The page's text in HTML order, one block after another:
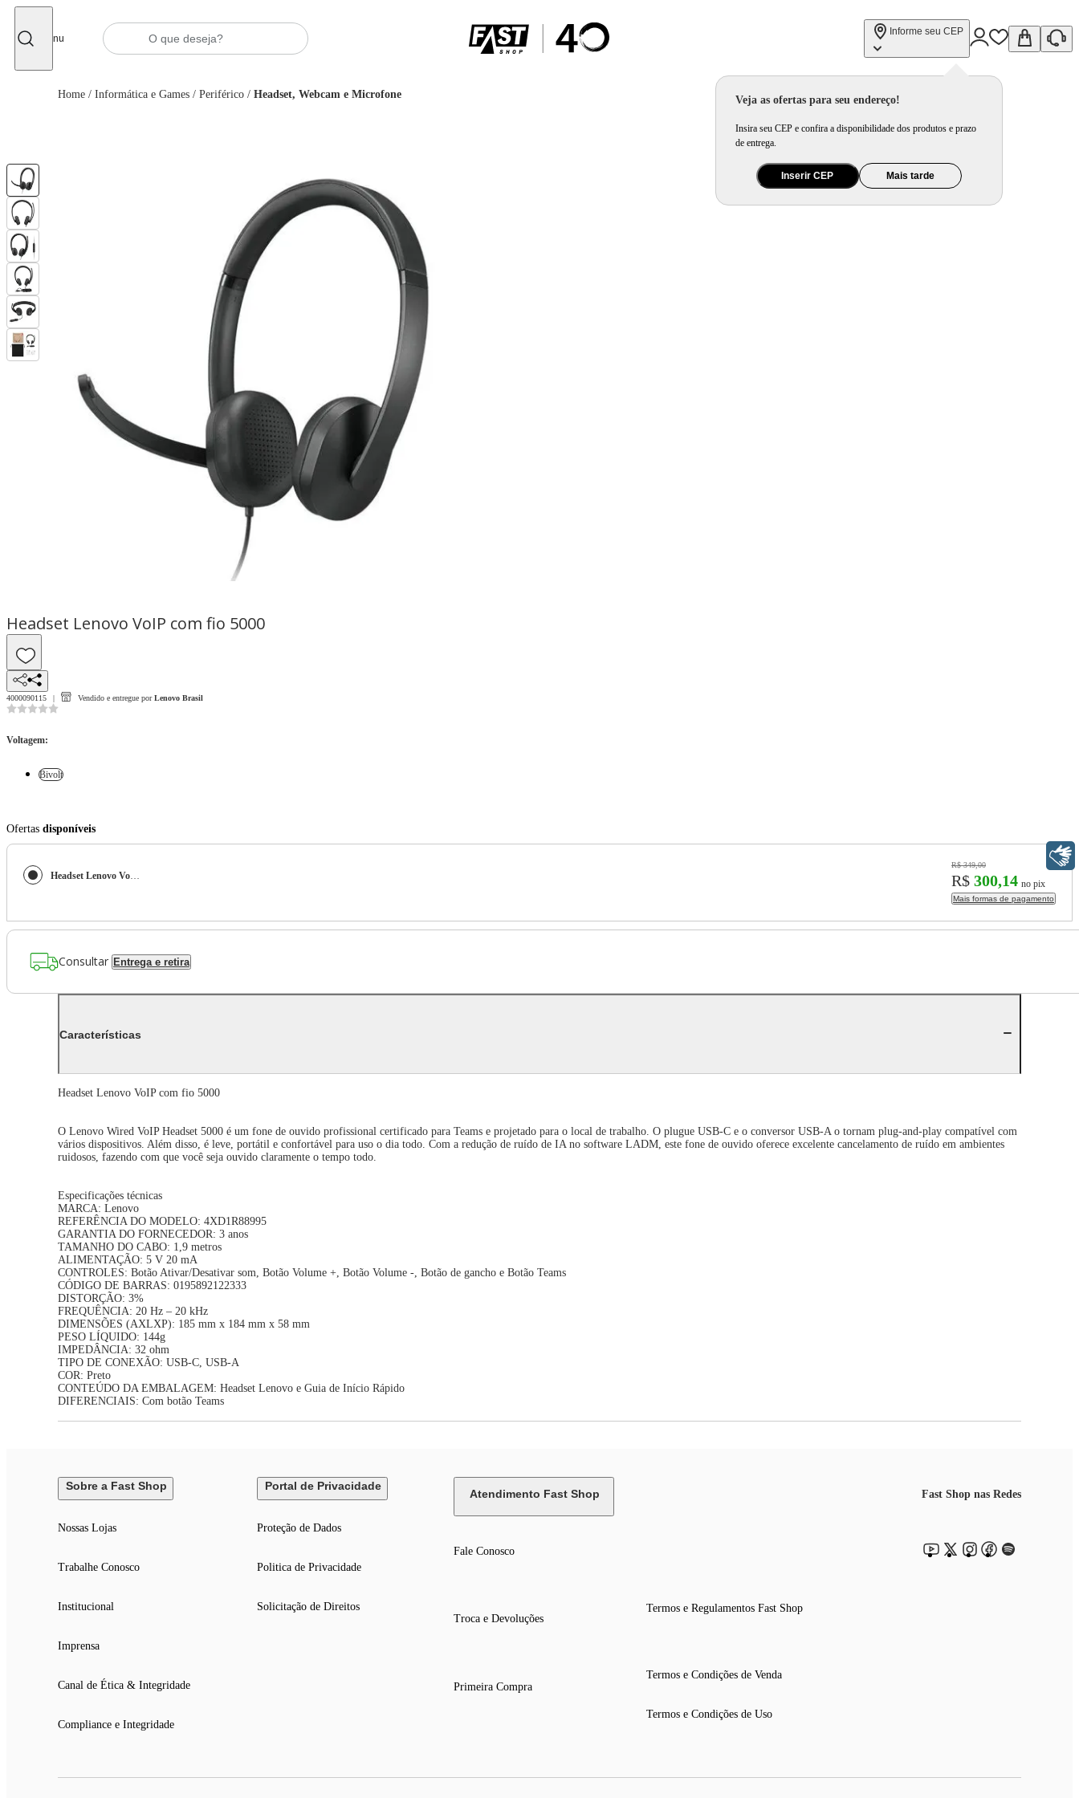
Menu
Informe seu CEP
Veja as ofertas para seu endereço!
Insira seu CEP e confira a disponibilidade dos produtos e prazo
de entrega.
Inserir CEP Mais tarde
Home / Informática e Games / Periférico / Headset, Webcam e Microfone
Headset Lenovo VoIP com fio 5000
4000090115 Vendido e entregue por Lenovo Brasil
Voltagem:
Bivolt
Ofertas disponíveis
Headset Lenovo VoIP com fio 5000
R$ 349,00
R$ 300,14 no pix
Mais formas de pagamento
Consultar Entrega e retira
Características
Headset Lenovo VoIP com fio 5000
O Lenovo Wired VoIP Headset 5000 é um fone de ouvido profissional certificado para Teams e projetado para o local de trabalho. O plugue USB-C e o conversor USB-A o tornam plug-and-play compatível com
vários dispositivos. Além disso, é leve, portátil e confortável para uso o dia todo. Com a redução de ruído de IA no software LADM, este fone de ouvido oferece excelente cancelamento de ruído em ambientes
ruidosos, fazendo com que você seja ouvido claramente o tempo todo.
Especificações técnicas
MARCA: Lenovo
REFERÊNCIA DO MODELO: 4XD1R88995
GARANTIA DO FORNECEDOR: 3 anos
TAMANHO DO CABO: 1,9 metros
ALIMENTAÇÃO: 5 V 20 mA
CONTROLES: Botão Ativar/Desativar som, Botão Volume +, Botão Volume -, Botão de gancho e Botão Teams
CÓDIGO DE BARRAS: 0195892122333
DISTORÇÃO: 3%
FREQUÊNCIA: 20 Hz – 20 kHz
DIMENSÕES (AXLXP): 185 mm x 184 mm x 58 mm
PESO LÍQUIDO: 144g
IMPEDÂNCIA: 32 ohm
TIPO DE CONEXÃO: USB-C, USB-A
COR: Preto
CONTEÚDO DA EMBALAGEM: Headset Lenovo e Guia de Início Rápido
DIFERENCIAIS: Com botão Teams
Sobre a Fast Shop
Nossas Lojas
Trabalhe Conosco
Institucional
Imprensa
Canal de Ética & Integridade
Compliance e Integridade
Portal de Privacidade
Proteção de Dados
Politica de Privacidade
Solicitação de Direitos
Atendimento Fast Shop
Fale Conosco
Troca e Devoluções
Primeira Compra
Termos e Regulamentos Fast Shop
Termos e Condições de Venda
Termos e Condições de Uso
Fast Shop nas Redes